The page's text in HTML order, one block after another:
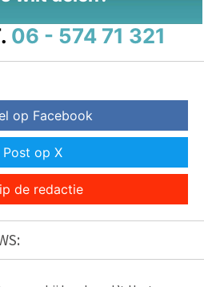
06 - 574 71 321
op Facebook
Post op X
de redactie